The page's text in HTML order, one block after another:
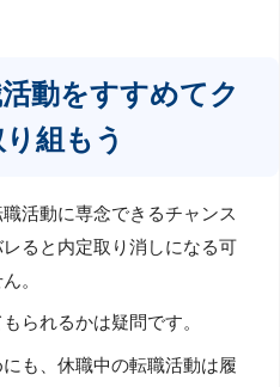
動をすすめてク
組もう
活動に専念できるチャンス
ると内定取り消しになる可
。
られるかは疑問です。
も、休職中の転職活動は履